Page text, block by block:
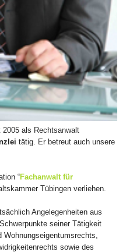
als Rechtsanwalt
tätig. Er betreut auch unsere
“Fachanwalt für
Tübingen verliehen.
Angelegenheiten aus
seiner Tätigkeit
sowie des